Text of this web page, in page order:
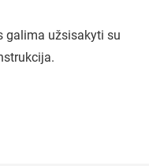
galima užsisakyti su